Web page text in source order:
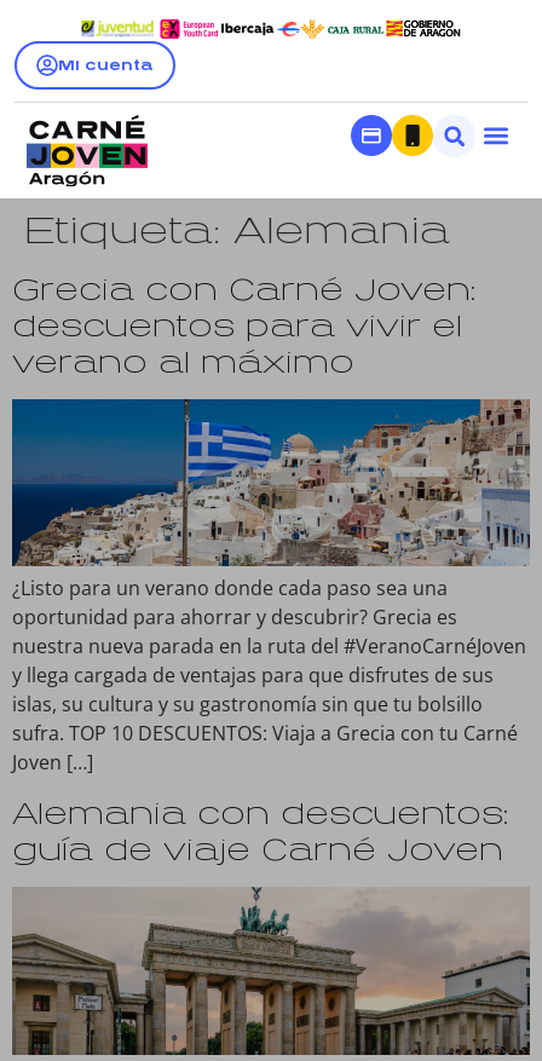
Mi cuenta
Etiqueta: Alemania
Grecia con Carné Joven:
descuentos para vivir el
verano al máximo
¿Listo para un verano donde cada paso sea una
oportunidad para ahorrar y descubrir? Grecia es
nuestra nueva parada en la ruta del #VeranoCarnéJoven
y llega cargada de ventajas para que disfrutes de sus
islas, su cultura y su gastronomía sin que tu bolsillo
sufra. TOP 10 DESCUENTOS: Viaja a Grecia con tu Carné
Joven […]
Alemania con descuentos:
guía de viaje Carné Joven